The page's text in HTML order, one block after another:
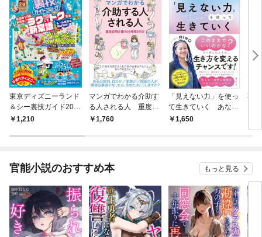
東京ディズニーランド
＆シー裏技ガイド202
6-271,210
マンガでわかる介助す
る人される人 重度訪
問介護の24時間365日
1,760
「見えない力」を使っ
て生きていく あなた
の魂を目覚めさせるス
1,650
不
官能小説のおすすめ本 もっと見る